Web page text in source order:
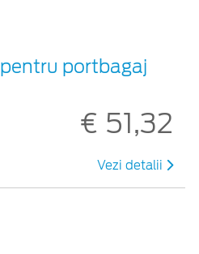
portbagaj
€ 51,32
Vezi detalii